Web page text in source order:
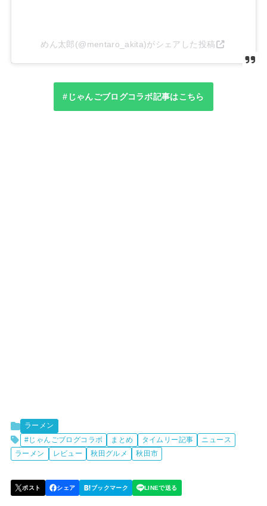
めん太郎(@mentaro_akita)がシェアした投稿
#じゃんごブログコラボ記事はこちら
ラーメン
#じゃんごブログコラボ
まとめ タイムリー記事
ニュース
ラーメン
レビュー 秋田グルメ 秋田市